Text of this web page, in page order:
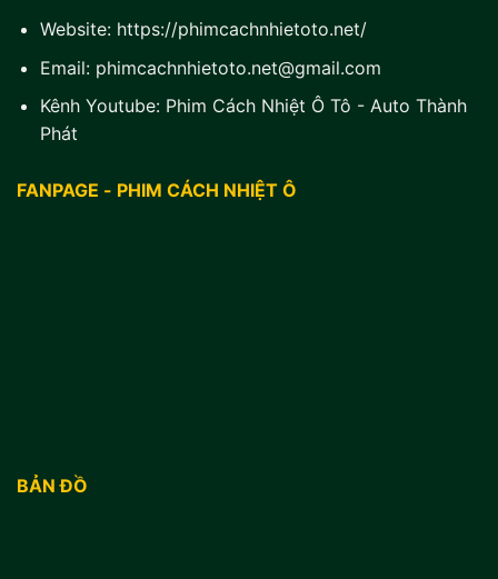
Website: https://phimcachnhietoto.net/
Email: phimcachnhietoto.net@gmail.com
Kênh Youtube: Phim Cách Nhiệt Ô Tô - Auto Thành
Phát
FANPAGE - PHIM CÁCH NHIỆT Ô
BẢN ĐỒ